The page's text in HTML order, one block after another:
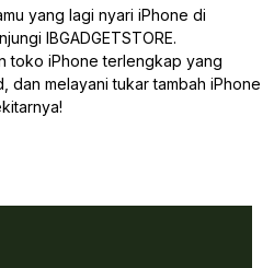
yang lagi nyari iPhone di
IBGADGETSTORE.
toko iPhone terlengkap yang
dan melayani tukar tambah iPhone